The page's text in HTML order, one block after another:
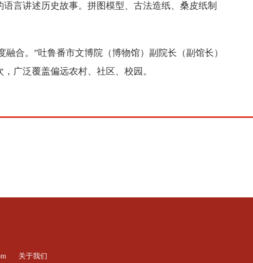
言讲述历史故事。拼图模型、古法造纸、桑皮纸制
合。”吐鲁番市文博院（博物馆）副院长（副馆长）
广泛覆盖偏远农村、社区、校园。
关于我们